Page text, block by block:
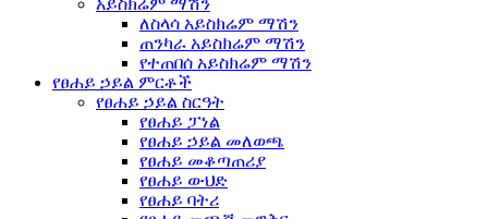
ለስላሳ አይስክሬም ማሽን
ጠንካራ አይስክሬም ማሽን
የተጠበሰ አይስክሬም ማሽን
የፀሐይ ኃይል ምርቶች
የፀሐይ ኃይል ስርዓት
የፀሐይ ፓነል
የፀሐይ ኃይል መለወጫ
የፀሐይ መቆጣጠሪያ
የፀሐይ ውህድ
የፀሐይ ባትሪ